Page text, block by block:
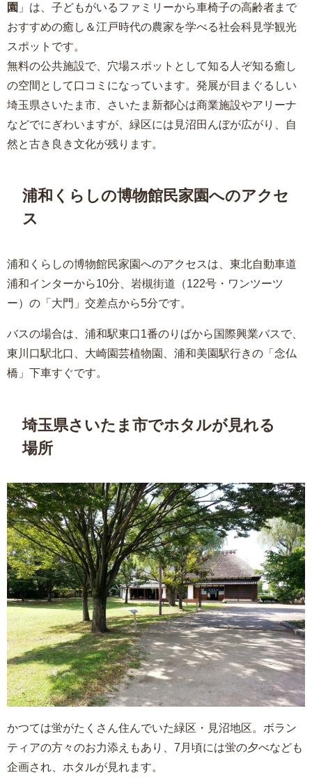
園 」は、子どもがいるファミリーから車椅子の高齢者まで
おすすめの癒し＆江戸時代の農家を学べる社会科見学観光
スポットです。
無料の公共施設で、穴場スポットとして知る人ぞ知る癒し
の空間として口コミになっています。発展が目まぐるしい
埼玉県さいたま市、さいたま新都心は商業施設やアリーナ
などでにぎわいますが、緑区には見沼田んぼが広がり、自
然と古き良き文化が残ります。
浦和くらしの博物館民家園へのアクセ
ス
浦和くらしの博物館民家園へのアクセスは、東北自動車道
浦和インターから10分、岩槻街道（122号・ワンツーツ
ー）の「大門」交差点から5分です。
バスの場合は、浦和駅東口1番のりばから国際興業バスで、
東川口駅北口、大崎園芸植物園、浦和美園駅行きの「念仏
橋」下車すぐです。
埼玉県さいたま市でホタルが見れる
場所
かつては蛍がたくさん住んでいた緑区・見沼地区。ボラン
ティアの方々のお力添えもあり、7月頃には蛍の夕べなども
企画され、ホタルが見れます。